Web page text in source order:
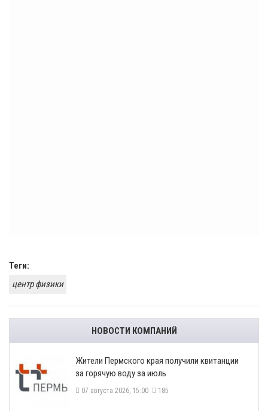
Теги:
центр физики
НОВОСТИ КОМПАНИЙ
​Жители Пермского края получили квитанции
за горячую воду за июль
07 августа 2026, 15:00 185